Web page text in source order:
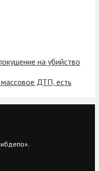
на убийство
ДТП, есть